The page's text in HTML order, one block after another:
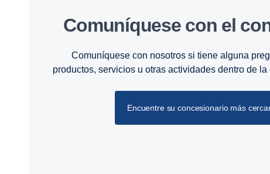
Comuníquese con el
Comuníquese con nosotros si tiene alguna
productos, servicios u otras actividades dentro de
Encuentre su concesionario más